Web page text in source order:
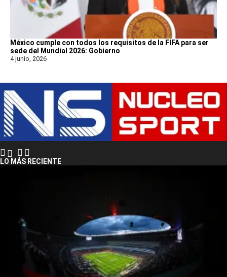
México cumple con todos los requisitos de la FIFA para ser
sede del Mundial 2026: Gobierno
4 junio, 2026
LO MÁS RECIENTE